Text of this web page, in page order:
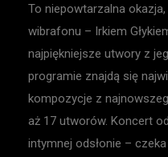
To niepowtarzalna
wibrafonu – Irkiem
najpiękniejsze utwory z
programie znajdą się
kompozycje z
aż 17 utworów. Koncert
intymnej odsłonie –